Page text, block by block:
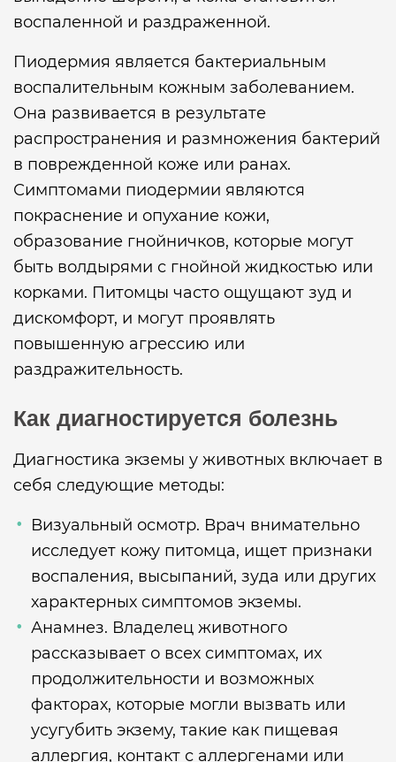
воспаленной и раздраженной.
Пиодермия является бактериальным
воспалительным кожным заболеванием.
Она развивается в результате
распространения и размножения бактерий
в поврежденной коже или ранах.
Симптомами пиодермии являются
покраснение и опухание кожи,
образование гнойничков, которые могут
быть волдырями с гнойной жидкостью или
корками. Питомцы часто ощущают зуд и
дискомфорт, и могут проявлять
повышенную агрессию или
раздражительность.
Как диагностируется болезнь
Диагностика экземы у животных включает в
себя следующие методы:
Визуальный осмотр. Врач внимательно
исследует кожу питомца, ищет признаки
воспаления, высыпаний, зуда или других
характерных симптомов экземы.
Анамнез. Владелец животного
рассказывает о всех симптомах, их
продолжительности и возможных
факторах, которые могли вызвать или
усугубить экзему, такие как пищевая
аллергия, контакт с аллергенами или